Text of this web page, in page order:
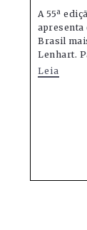
A 55ª
apresenta
Brasil
Lenhart.
Leia